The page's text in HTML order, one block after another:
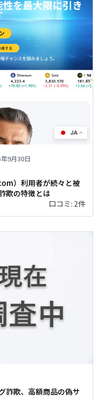
9月30日
）利用者が続々と被
欺の特徴とは
口コミ: 2件
詐欺、高額商品の偽サ